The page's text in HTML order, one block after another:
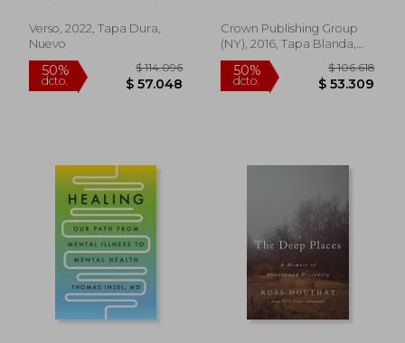
Verso, 2022, Tapa Dura,
Nuevo
Crown Publishing Group
(NY), 2016, Tapa Blanda,
Nuevo